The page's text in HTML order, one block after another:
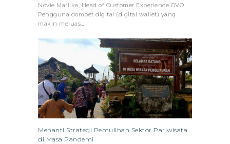
Novie Marlika, Head of Customer Experience OVO
Pengguna dompet digital (digital wallet) yang
makin meluas…
Menanti Strategi Pemulihan Sektor Pariwisata
di Masa Pandemi